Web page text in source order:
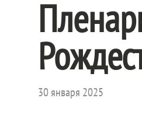
30 января 2025